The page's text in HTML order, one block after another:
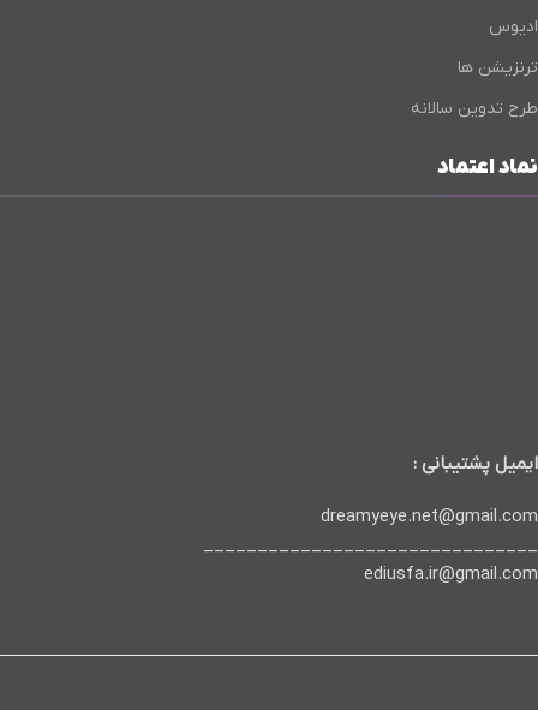
ادیوس
ترنزیشن ها
طرح تدوین سالانه
نماد اعتماد
ایمیل پشتیبانی :
dreamyeye.net@gmail.com
_______________________________
ediusfa.ir@gmail.com